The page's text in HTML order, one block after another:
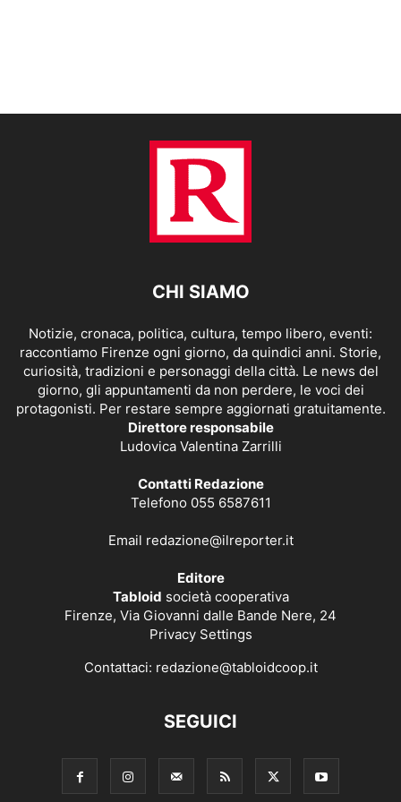
CHI SIAMO
Notizie, cronaca, politica, cultura, tempo libero, eventi:
raccontiamo Firenze ogni giorno, da quindici anni. Storie,
curiosità, tradizioni e personaggi della città. Le news del
giorno, gli appuntamenti da non perdere, le voci dei
protagonisti. Per restare sempre aggiornati gratuitamente.
Direttore responsabile
Ludovica Valentina Zarrilli
Contatti Redazione
Telefono 055 6587611
Email redazione@ilreporter.it
Editore
Tabloid società cooperativa
Firenze, Via Giovanni dalle Bande Nere, 24
Privacy Settings
Contattaci: redazione@tabloidcoop.it
SEGUICI